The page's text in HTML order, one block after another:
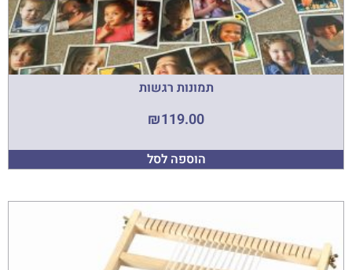
תמונות רגשות
₪119.00
הוספה לסל